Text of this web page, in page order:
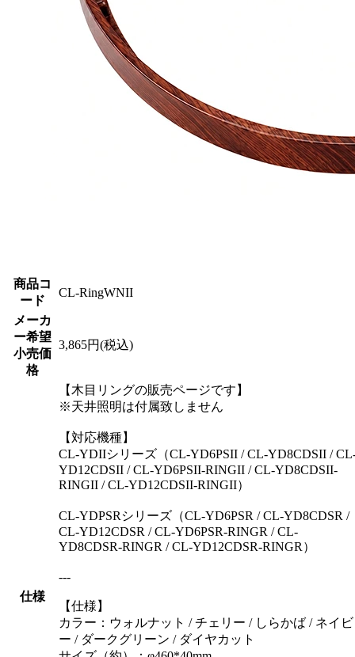
商品コ
ード
CL-RingWNII
メーカ
ー希望
小売価
格
3,865円(税込)
仕様
【木目リングの販売ページです】
※天井照明は付属致しません
【対応機種】
CL-YDIIシリーズ（CL-YD6PSII / CL-YD8CDSII /
YD12CDSII / CL-YD6PSII-RINGII / CL-YD8CDSII-
RINGII / CL-YD12CDSII-RINGII）
CL-YDPSRシリーズ（CL-YD6PSR / CL-YD8CDSR /
CL-YD12CDSR / CL-YD6PSR-RINGR / CL-
YD8CDSR-RINGR / CL-YD12CDSR-RINGR）
---
【仕様】
カラー：ウォルナット / チェリー / しらかば / ネイビ
ー / ダークグリーン / ダイヤカット